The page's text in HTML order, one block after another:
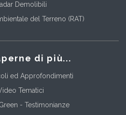
Demolibili
del Terreno (RAT)
di più...
ed Approfondimenti
Tematici
- Testimonianze